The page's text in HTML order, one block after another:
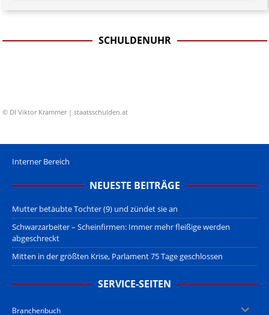
SCHULDENUHR
© DI Viktor Krammer | staatsschulden.at
Interner Bereich
NEUESTE BEITRÄGE
Mutter betäubte Tochter (9) und zündet sie an
Schwarzarbeiter – Scheinfirmen: Immer mehr fleißige werden
abgeschreckt
Mitten in der größten Krise, Parlament 75 Tage geschlossen
SERVICE-SEITEN
Branchenbuch